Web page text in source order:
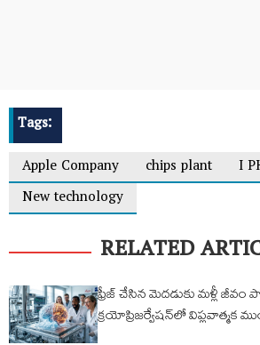
Tags:
Apple Company
chips plant
I
New technology
RELATED
ఫ్రీజ్ చేసిన మెదడుకు మళ్లీ జీవం
క్రయోప్రిజర్వేషన్‌లో విప్లవాత్మక